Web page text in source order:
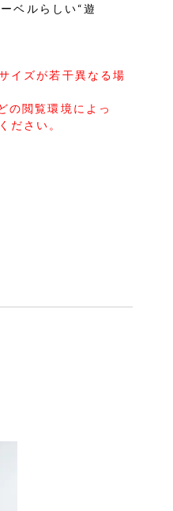
ベルらしい“遊
イズが若干異なる場
の閲覧環境によっ
ださい。